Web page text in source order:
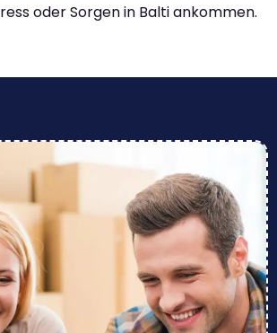
oder Sorgen in Balti ankommen.